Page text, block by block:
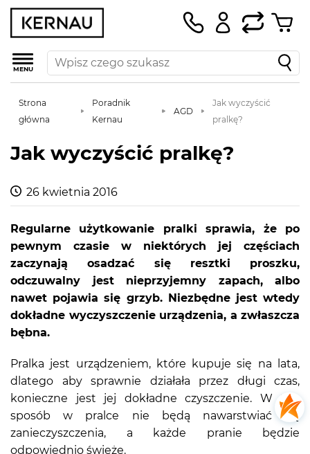
MENU
Strona
główna
Poradnik
Kernau
AGD
Jak wyczyścić
pralkę?
Jak wyczyścić pralkę?
26 kwietnia 2016
Regularne użytkowanie pralki sprawia, że po
pewnym czasie w niektórych jej częściach
zaczynają osadzać się resztki proszku,
odczuwalny jest nieprzyjemny zapach, albo
nawet pojawia się grzyb. Niezbędne jest wtedy
dokładne wyczyszczenie urządzenia, a zwłaszcza
bębna.
Pralka jest urządzeniem, które kupuje się na lata,
dlatego aby sprawnie działała przez długi czas,
konieczne jest jej dokładne czyszczenie. W ten
sposób w pralce nie będą nawarstwiać się
zanieczyszczenia, a każde pranie będzie
odpowiednio świeże.